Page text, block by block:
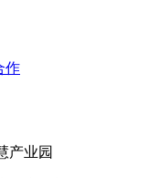
作
产业园